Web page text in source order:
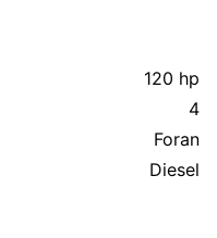
120 hp
4
Foran
Diesel